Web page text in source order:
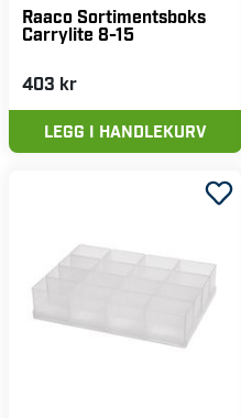
Raaco Sortimentsboks
Carrylite 8-15
403 kr
LEGG I HANDLEKURV